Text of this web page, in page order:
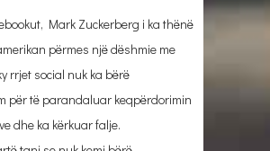
Mark Zuckerberg i ka thënë
përmes një dëshmie me
rrjet social nuk ka bërë
për të parandaluar keqpërdorimin
dhe ka kërkuar falje.